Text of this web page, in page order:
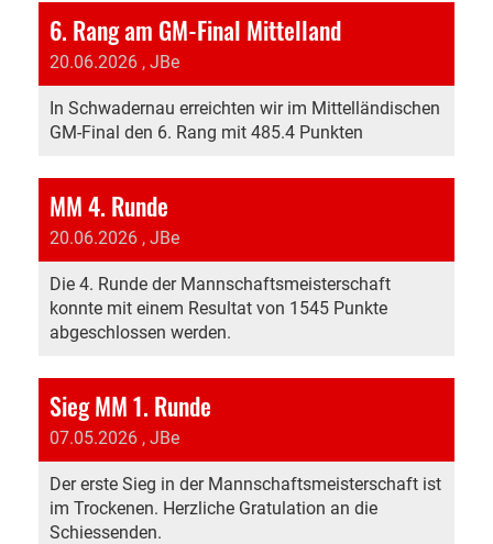
6. Rang am GM-Final Mittelland
20.06.2026 , JBe
In Schwadernau erreichten wir im Mittelländischen
GM-Final den 6. Rang mit 485.4 Punkten
MM 4. Runde
20.06.2026 , JBe
Die 4. Runde der Mannschaftsmeisterschaft
konnte mit einem Resultat von 1545 Punkte
abgeschlossen werden.
Sieg MM 1. Runde
07.05.2026 , JBe
Der erste Sieg in der Mannschaftsmeisterschaft ist
im Trockenen. Herzliche Gratulation an die
Schiessenden.